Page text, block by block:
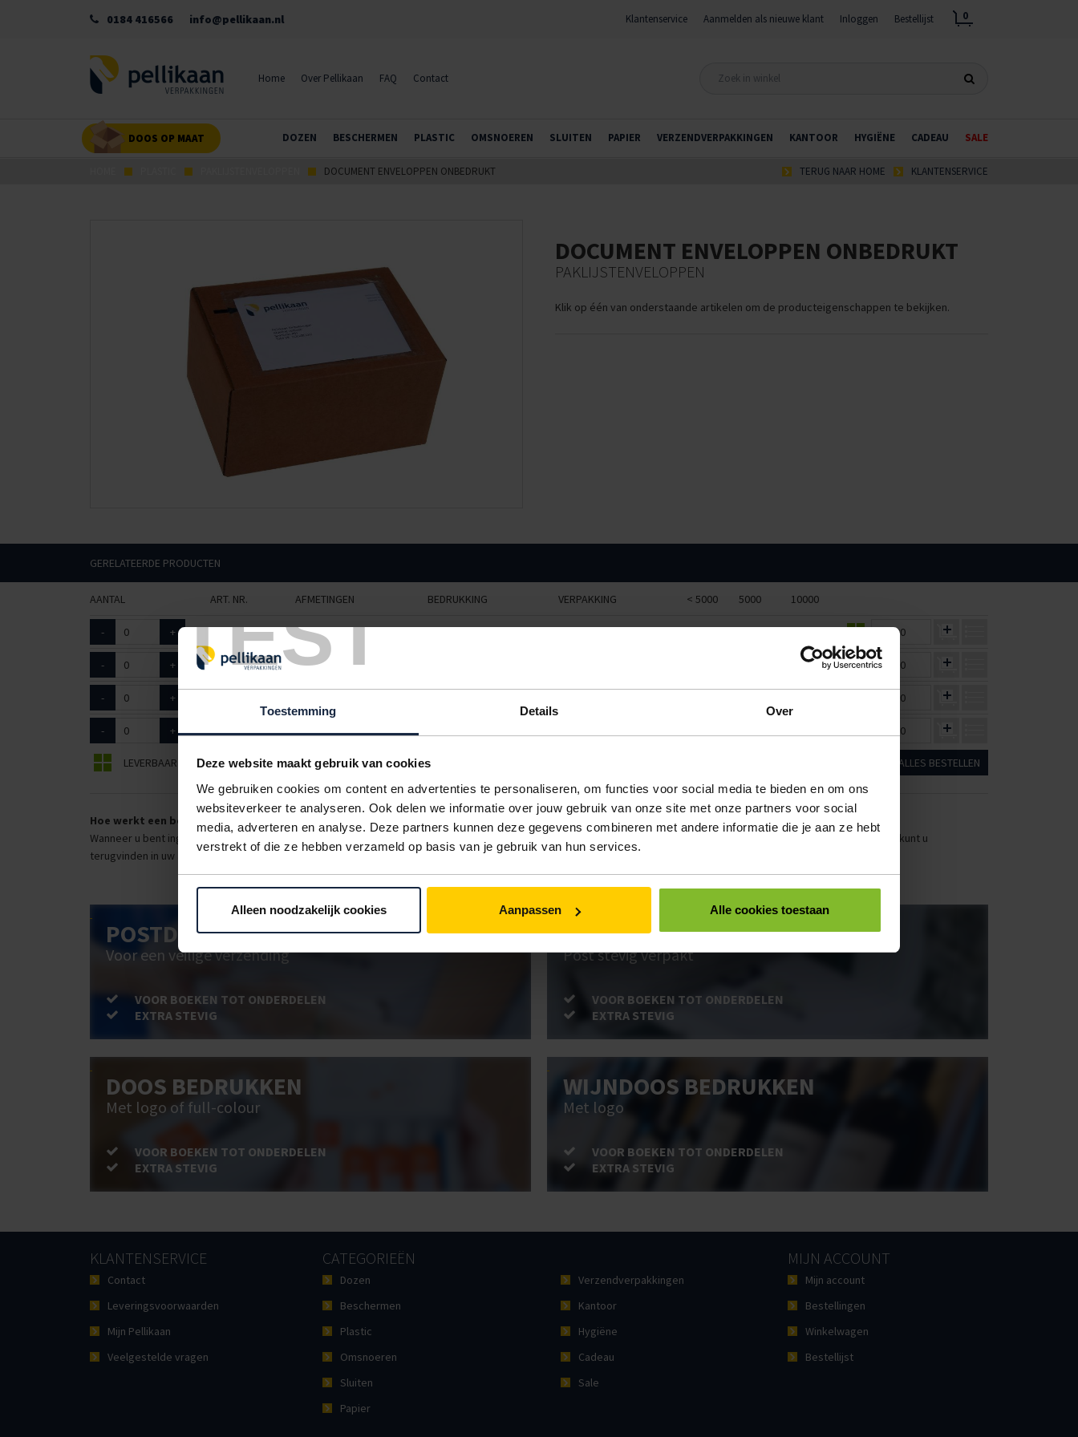
TEST
Toestemming Details Over
Deze website maakt gebruik van cookies
We gebruiken cookies om content en advertenties te personaliseren, om functies voor social media te bieden en om ons
websiteverkeer te analyseren. Ook delen we informatie over jouw gebruik van onze site met onze partners voor social
media, adverteren en analyse. Deze partners kunnen deze gegevens combineren met andere informatie die je aan ze hebt
verstrekt of die ze hebben verzameld op basis van je gebruik van hun services.
Alleen noodzakelijk cookies Aanpassen Alle cookies toestaan
0184 416566 info@pellikaan.nl Klantenservice Aanmelden als nieuwe klant Inloggen Bestellijst 0
Home Over Pellikaan FAQ Contact
DOZEN BESCHERMEN PLASTIC OMSNOEREN SLUITEN PAPIER VERZENDVERPAKKINGEN KANTOOR HYGIËNE CADEAU SALE
DOOS OP MAAT
DOCUMENT ENVELOPPEN ONBEDRUKT KLANTENSERVICE
TERUG NAAR HOME
DOCUMENT ENVELOPPEN ONBEDRUKT
PAKLIJSTENVELOPPEN
Klik op één van onderstaande artikelen om de producteigenschappen te bekijken.
GERELATEERDE PRODUCTEN
AANTAL ART. NR. AFMETINGEN BEDRUKKING VERPAKKING < 5000 5000 10000
- + 5033050 115 x 220mm €0,00
- + 5033054 115 x 160mm €44,25 €0,00
- + €0,00
- + 5033065 228 x 330mm €0,00
LEVERBAAR BEPERKT LEVERBAAR IN BESTELLING ALLES BESTELLEN
Hoe werkt een bestellijst?
Wanneer u bent ingelogd, kunt u een eigen bestellijst maken. Gebruik bestel- en offertelijsten om eenvoudig en snel producten te bestellen. Uw bestel- en offertelijsten kunt u
terugvinden in uw account. Dat pakt altijd goed uit voor uw administratie!
POSTDOOS BEDRUKKEN
Voor een veilige verzending
VOOR BOEKEN TOT ONDERDELEN
EXTRA STEVIG
BRIEVENBUSDOOS BEDRUKKEN
Post stevig verpakt
VOOR BOEKEN TOT ONDERDELEN
EXTRA STEVIG
DOOS BEDRUKKEN
Met logo of full-colour
VOOR BOEKEN TOT ONDERDELEN
EXTRA STEVIG
WIJNDOOS BEDRUKKEN
Met logo
VOOR BOEKEN TOT ONDERDELEN
EXTRA STEVIG
KLANTENSERVICE
Contact
Leveringsvoorwaarden
Mijn Pellikaan
Veelgestelde vragen
CATEGORIEËN
Dozen
Beschermen
Plastic
Omsnoeren
Sluiten
Papier
Verzendverpakkingen
Kantoor
Hygiëne
Cadeau
Sale
MIJN ACCOUNT
Mijn account
Bestellingen
Winkelwagen
Bestellijst